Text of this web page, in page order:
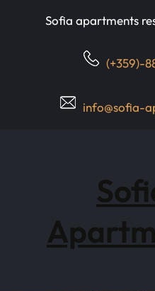
Sofia apartments
(+359)-
info@sofia-